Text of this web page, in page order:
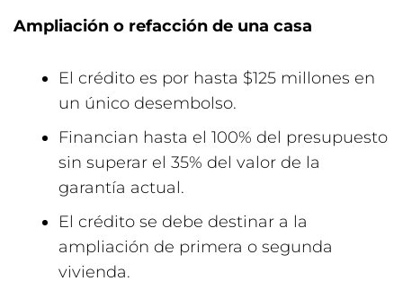
Ampliación o refacción de una casa
El crédito es por hasta $125 millones en
un único desembolso.
Financian hasta el 100% del presupuesto
sin superar el 35% del valor de la
garantía actual.
El crédito se debe destinar a la
ampliación de primera o segunda
vivienda.